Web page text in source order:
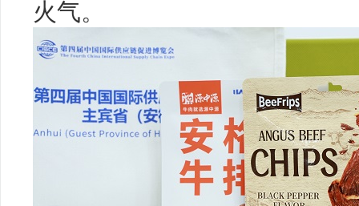
火气。